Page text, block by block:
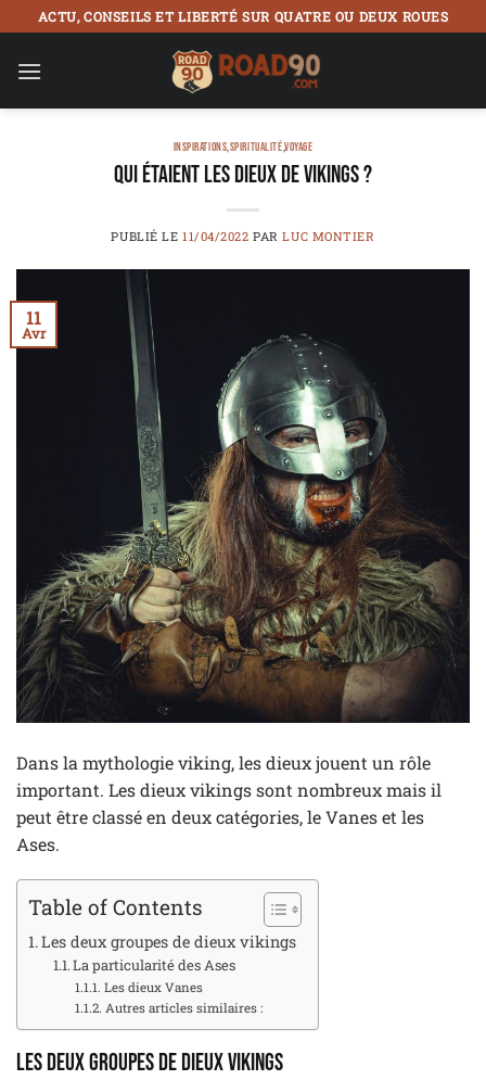
Passer
au
contenu
ACTU, CONSEILS ET LIBERTÉ SUR QUATRE OU DEUX ROUES
INSPIRATIONS,SPIRITUALITÉ,VOYAGE
Qui étaient les dieux de vikings ?
PUBLIÉ LE 11/04/2022 PARLUC MONTIER
11
Avr
Dans la mythologie viking, les dieux jouent un rôle
important. Les dieux vikings sont nombreux mais il
peut être classé en deux catégories, le Vanes et les
Ases.
Table of Contents
Les deux groupes de dieux vikings
La particularité des Ases
Les dieux Vanes
Autres articles similaires :
Les deux groupes de dieux vikings